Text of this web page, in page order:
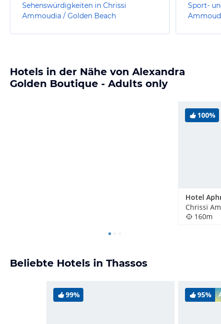
Sehenswürdigkeiten in Chrissi
Ammoudia / Golden Beach
Sport-
Hotels in der Nähe von Alexandra
Golden Boutique - Adults only
100%
Hotel
160m
Beliebte Hotels in Thassos
99% 95%